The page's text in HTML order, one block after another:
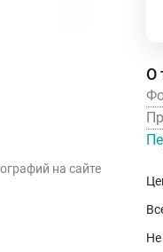
на сайте
О